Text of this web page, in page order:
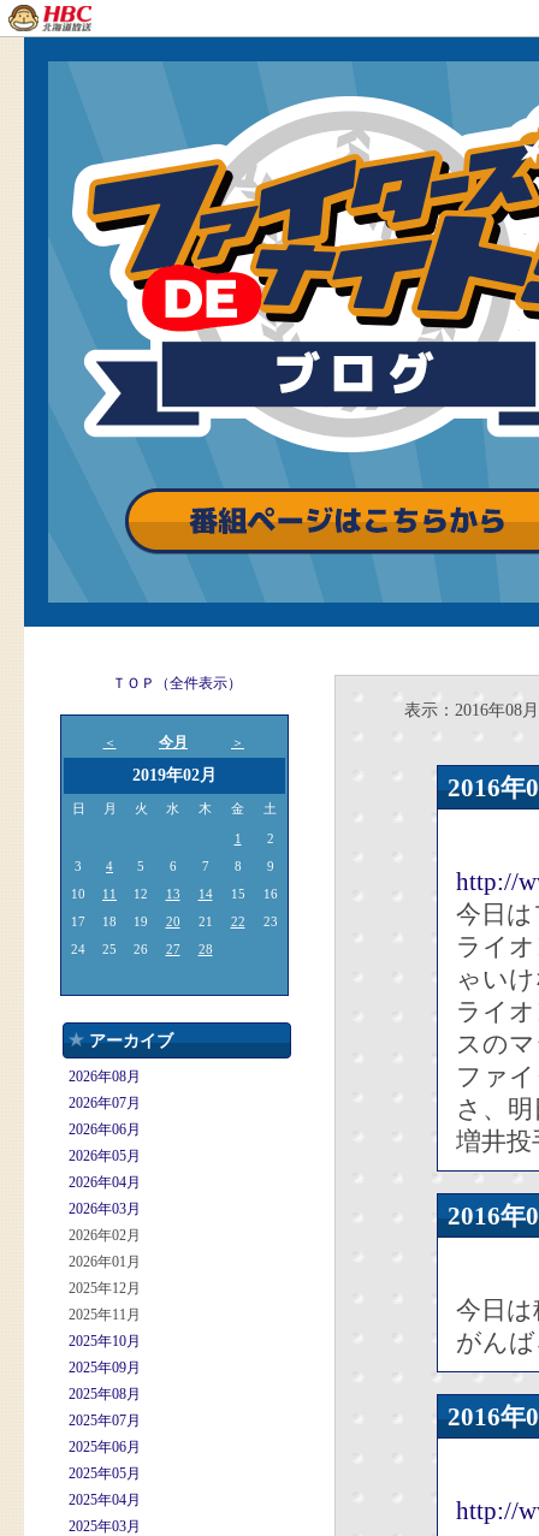
ＴＯＰ（全件表示）
＜ 今月 ＞
2019年02月
日 月 火 水 木 金 土
1
2
3
4 5 6 7 8
9
10
11 12 13 14 15
16
17
18 19 20 21 22
23
24
25 26 27 28
アーカイブ
2026年08月
2026年07月
2026年06月
2026年05月
2026年04月
2026年03月
2026年02月
2026年01月
2025年12月
2025年11月
2025年10月
2025年09月
2025年08月
2025年07月
2025年06月
2025年05月
2025年04月
2025年03月
表示：2016年08月
2016
http://
今日
ライ
ゃい
ライ
スの
ファ
さ、
増井
2016
今日
がん
2016
http://